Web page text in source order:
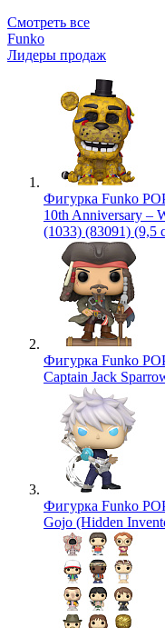
Смотреть все
Funko
Лидеры продаж
Фигурка Funko
10th Anniversary –
(1033) (83091) (9,5
Фигурка Funko
Captain Jack
Фигурка Funko
Gojo (Hidden